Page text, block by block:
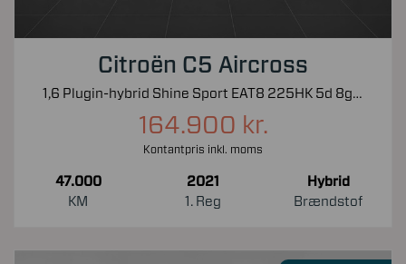
Citroën C5 Aircross
1,6 Plugin-hybrid Shine Sport EAT8 225HK 5d 8g Aut.
164.900 kr.
Kontantpris inkl. moms
47.000
KM
2021
1. Reg
Hybrid
Brændstof